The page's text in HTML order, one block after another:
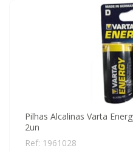
Pilhas Alcalinas Varta
2un
Ref: 1961028